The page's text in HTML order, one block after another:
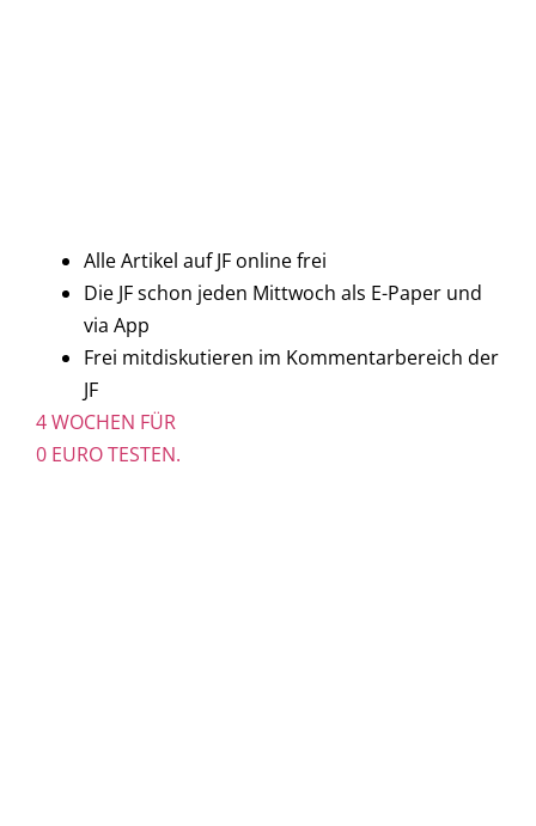
Alle Artikel auf JF online frei
Die JF schon jeden Mittwoch als E-Paper und
via App
Frei mitdiskutieren im Kommentarbereich der
JF
4 WOCHEN FÜR
0 EURO TESTEN.